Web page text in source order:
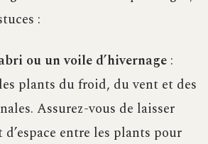
:
ou un voile d’hivernage:
plants du froid, du vent et des
Assurez-vous de laisser
entre les plants pour